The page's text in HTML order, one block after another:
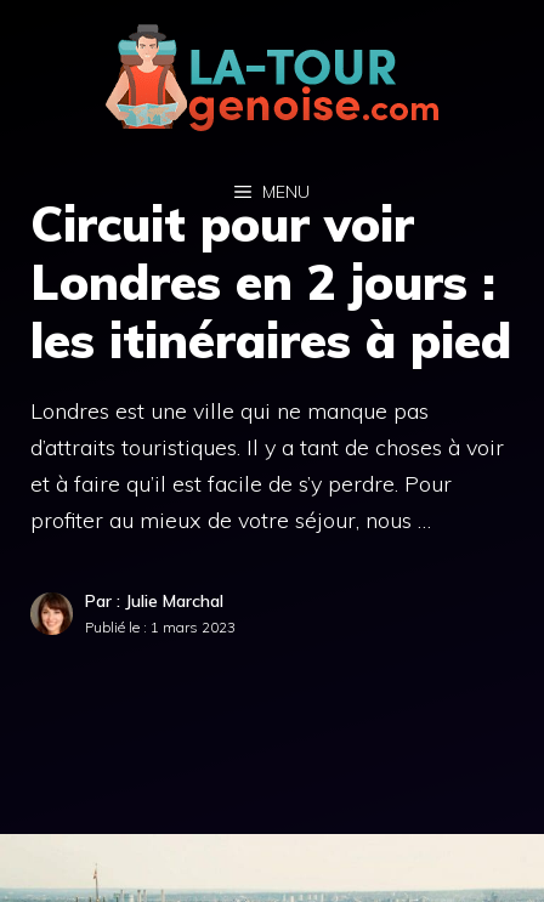
MENU
Circuit pour voir
Londres en 2 jours :
les itinéraires à pied
Londres est une ville qui ne manque pas
d’attraits touristiques. Il y a tant de choses à voir
et à faire qu’il est facile de s’y perdre. Pour
profiter au mieux de votre séjour, nous …
Par : Julie Marchal
Publié le : 1 mars 2023